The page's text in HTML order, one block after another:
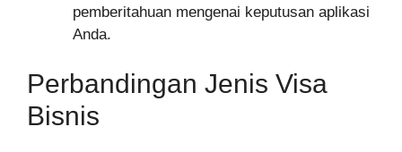
pemberitahuan mengenai keputusan aplikasi
Anda.
Perbandingan Jenis Visa
Bisnis